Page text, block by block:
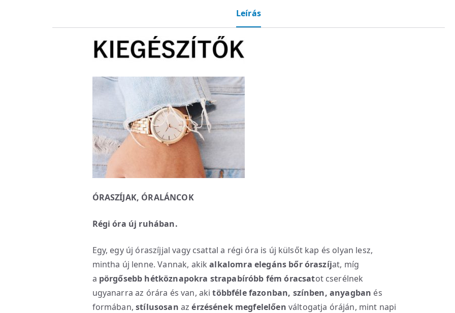
Leírás
ÓRASZÍJAK, ÓRALÁNCOK
Régi óra új ruhában.
Egy, egy új óraszíjjal vagy csattal a régi óra is új külsőt kap és olyan lesz,
mintha új lenne. Vannak, akikalkalomra elegáns bőr óraszíjat, míg
a pörgősebb hétköznapokra strapabíróbb fém óracsatot cserélnek
ugyanarra az órára és van, akitöbbféle fazonban, színben, anyagban és
formában,stílusosan azérzésének megfelelően váltogatja óráján, mint napi